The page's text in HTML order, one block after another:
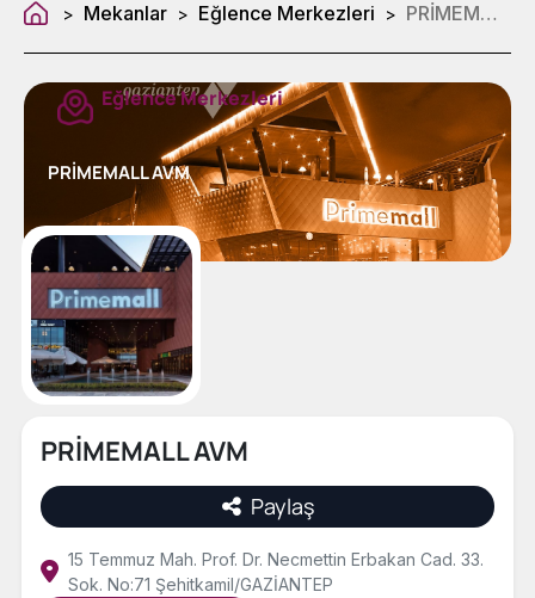
> Mekanlar > Eğlence Merkezleri > PRİMEMALL AVM
Eğlence Merkezleri
PRİMEMALL AVM
PRİMEMALL AVM
Paylaş
15 Temmuz Mah. Prof. Dr. Necmettin Erbakan Cad. 33.
Sok. No:71 Şehitkamil/GAZİANTEP